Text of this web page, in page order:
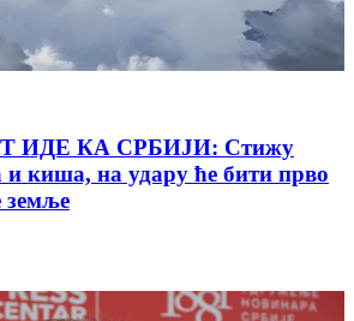
ИДЕ КА СРБИЈИ: Стижу
и киша, на удару ће бити прво
земље